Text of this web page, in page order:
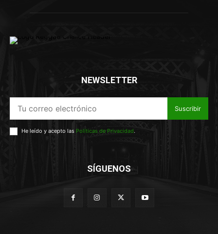
NEWSLETTER
Suscribir
He leído y acepto las Políticas de Privacidad.
SÍGUENOS